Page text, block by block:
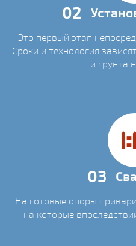
02
Это первый этап
Сроки и технология
и грунта
03
На готовые опоры
на которые